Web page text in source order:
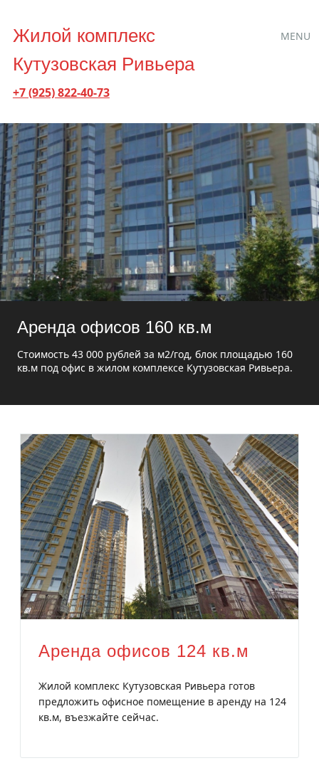
Жилой комплекс
Кутузовская Ривьера
+7 (925) 822-40-73
Skip to contentMENU
Аренда офисов 160 кв.м
Стоимость 43 000 рублей за м2/год, блок площадью 160
кв.м под офис в жилом комплексе Кутузовская Ривьера.
Аренда офисов 124 кв.м
Жилой комплекс Кутузовская Ривьера готов
предложить офисное помещение в аренду на 124
кв.м, въезжайте сейчас.